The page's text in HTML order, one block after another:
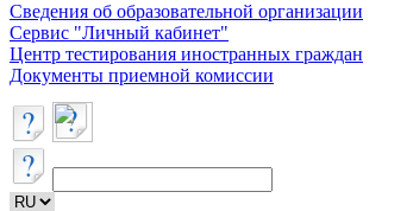
Сведения об образовательной организации
Сервис "Личный кабинет"
Центр тестирования иностранных граждан
Документы приемной комиссии